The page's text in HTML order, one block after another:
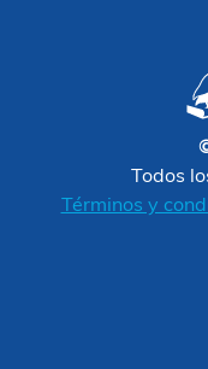
Todos
Términos y